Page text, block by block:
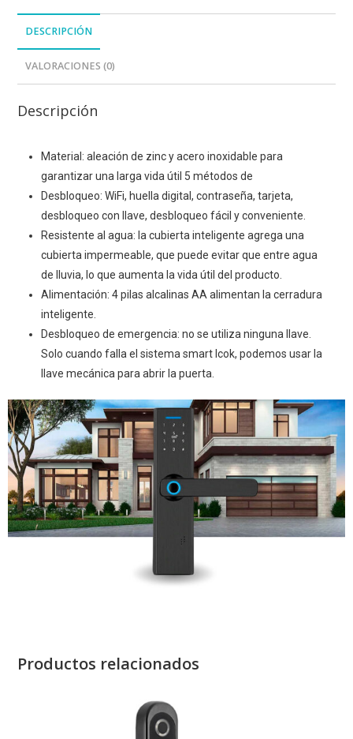
DESCRIPCIÓN
VALORACIONES (0)
Descripción
Material: aleación de zinc y acero inoxidable para
garantizar una larga vida útil 5 métodos de
Desbloqueo: WiFi, huella digital, contraseña, tarjeta,
desbloqueo con llave, desbloqueo fácil y conveniente.
Resistente al agua: la cubierta inteligente agrega una
cubierta impermeable, que puede evitar que entre agua
de lluvia, lo que aumenta la vida útil del producto.
Alimentación: 4 pilas alcalinas AA alimentan la cerradura
inteligente.
Desbloqueo de emergencia: no se utiliza ninguna llave.
Solo cuando falla el sistema smart lcok, podemos usar la
llave mecánica para abrir la puerta.
Productos relacionados